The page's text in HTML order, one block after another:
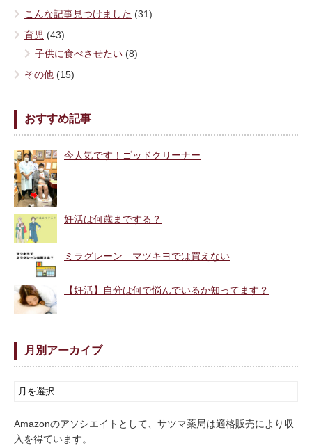
こんな記事見つけました (31)
育児 (43)
子供に食べさせたい (8)
その他 (15)
おすすめ記事
今人気です！ゴッドクリーナー
妊活は何歳までする？
ミラグレーン マツキヨでは買えない
【妊活】自分は何で悩んでいるか知ってます？
月別アーカイブ
Amazonのアソシエイトとして、サツマ薬局は適格販売により収
入を得ています。